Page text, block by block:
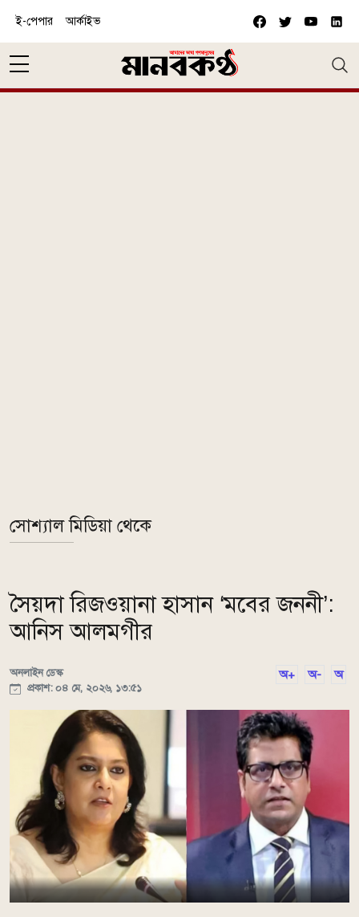
ই-পেপার আর্কাইভ
সোশ্যাল মিডিয়া থেকে
সৈয়দা রিজওয়ানা হাসান ‘মবের জননী’:
আনিস আলমগীর
অনলাইন ডেস্ক
প্রকাশ: ০৪ মে, ২০২৬, ১৩:৫১
অ+ অ- অ